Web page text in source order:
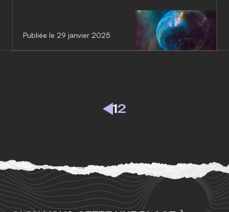
Publiée le 29 janvier 2025
12